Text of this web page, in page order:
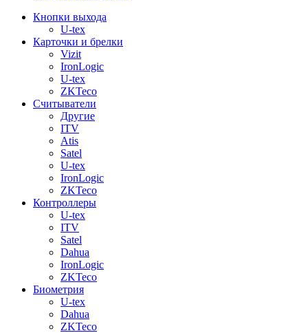
Кнопки выхода
U-tex
Карточки и брелки
Vizit
IronLogic
U-tex
ZKTeco
Считыватели
Другие
ITV
Atis
Satel
U-tex
IronLogic
ZKTeco
Контроллеры
U-tex
ITV
Satel
Dahua
IronLogic
ZKTeco
Биометрия
U-tex
Dahua
ZKTeco